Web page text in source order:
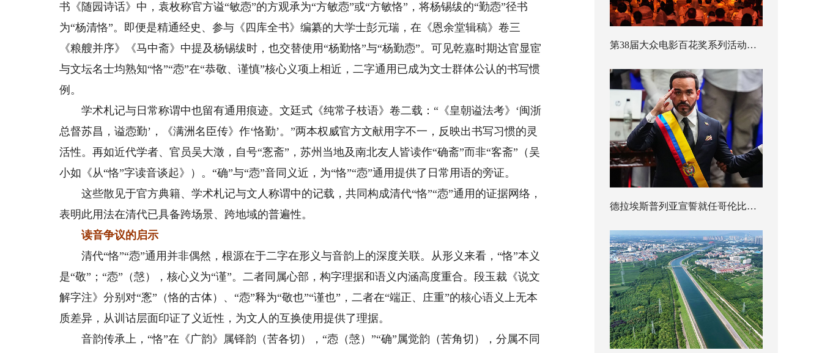
书《随园诗话》中，袁枚称官方谥“敏悫”的方观承为“方敏悫”或“方敏恪”，将杨锡绂的“勤悫”径书
为“杨清恪”。即便是精通经史、参与《四库全书》编纂的大学士彭元瑞，在《恩余堂辑稿》卷三
《粮艘并序》《马中斋》中提及杨锡绂时，也交替使用“杨勤恪”与“杨勤悫”。可见乾嘉时期达官显宦
与文坛名士均熟知“恪”“悫”在“恭敬、谨慎”核心义项上相近，二字通用已成为文士群体公认的书写惯
例。
学术札记与日常称谓中也留有通用痕迹。文廷式《纯常子枝语》卷二载：“《皇朝谥法考》‘闽浙
总督苏昌，谥悫勤’，《满洲名臣传》作‘恪勤’。”两本权威官方文献用字不一，反映出书写习惯的灵
活性。再如近代学者、官员吴大澂，自号“愙斋”，苏州当地及南北友人皆读作“确斋”而非“客斋”（吴
小如《从“恪”字读音谈起》）。“确”与“悫”音同义近，为“恪”“悫”通用提供了日常用语的旁证。
这些散见于官方典籍、学术札记与文人称谓中的记载，共同构成清代“恪”“悫”通用的证据网络，
表明此用法在清代已具备跨场景、跨地域的普遍性。
读音争议的启示
清代“恪”“悫”通用并非偶然，根源在于二字在形义与音韵上的深度关联。从形义来看，“恪”本义
是“敬”；“悫”（愨），核心义为“谨”。二者同属心部，构字理据和语义内涵高度重合。段玉裁《说文
解字注》分别对“愙”（恪的古体）、“悫”释为“敬也”“谨也”，二者在“端正、庄重”的核心语义上无本
质差异，从训诂层面印证了义近性，为文人的互换使用提供了理据。
音韵传承上，“恪”在《广韵》属铎韵（苦各切），“悫（愨）”“确”属觉韵（苦角切），分属不同
第38届大众电影百花奖系列活动开幕
德拉埃斯普列亚宣誓就任哥伦比亚总统